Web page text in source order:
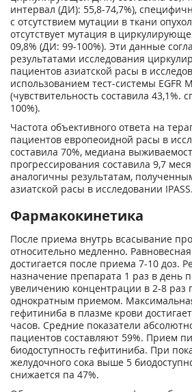
интервал (ДИ): 55,8-74,7%),
с отсутствием мутации в ткани
отсутствует мутация в
09,8% (ДИ: 99-100%). Эти данные
результатами исследования
пациентов азиатской расы в
использованием тест-системы EGFR
(чувствительность составила 43,1%.
100%).
Частота объективного ответа на
пациентов европеоидной расы в
составила 70%, медиана
прогрессирования составила 9,7
аналогичны результатам,
азиатской расы в исследовании IPASS.
Фармакокинетика
После приема внутрь всасывание
относительно медленно.
достигается после приема 7-10 доз.
назначение препарата 1 раз в день
увеличению концентрации в 2-8 раз
однократным приемом.
гефитиниба в плазме крови
часов. Средние показатели
пациентов составляют 59%. Прием
биодоступность гефитиниба. При
желудочного сока выше 5
снижается па 47%.